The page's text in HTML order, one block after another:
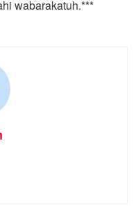
wabarakatuh.***